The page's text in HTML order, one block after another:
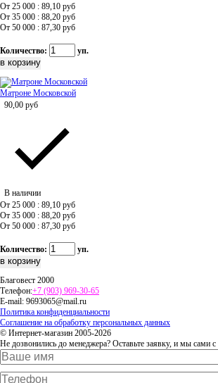
От 25 000 : 89,10 руб
От 35 000 : 88,20 руб
От 50 000 : 87,30 руб
Количество: уп.
Матроне Московской
90,00 руб
В наличии
От 25 000 : 89,10 руб
От 35 000 : 88,20 руб
От 50 000 : 87,30 руб
Количество: уп.
Благовест 2000
Телефон:+7 (903) 969-30-65
E-mail: 9693065@mail.ru
Политика конфиденциальности
Соглашение на обработку персональных данных
© Интернет-магазин 2005-2026
Не дозвонились до менеджера? Оставьте заявку, и мы сами